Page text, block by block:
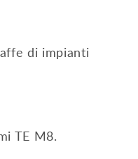
di impianti
TE M8.